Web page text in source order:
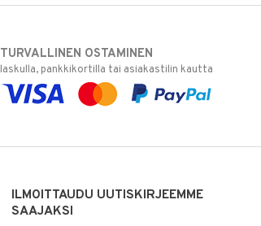
TURVALLINEN OSTAMINEN
laskulla, pankkikortilla tai asiakastilin kautta
ILMOITTAUDU UUTISKIRJEEMME
SAAJAKSI